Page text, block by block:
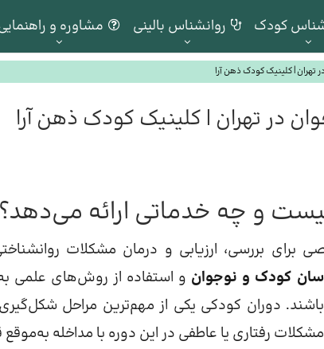
کودک روانشناس بالینی مشاوره و
تهران | کلینیک کودک ذهن آرا
در تهران | کلینیک کودک ذهن آرا
و چه خدماتی ارائه می‌دهد؟
بررسی، ارزیابی و درمان مشکلات
کودک و نوجوان و استفاده از روش‌های علمی
باشند. دوران کودکی یکی از مهم‌ترین مراحل
رفتاری یا عاطفی در این دوره با مداخله